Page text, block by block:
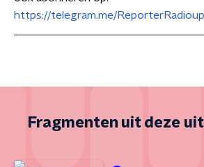
https://telegram.me/
Fragmenten uit deze